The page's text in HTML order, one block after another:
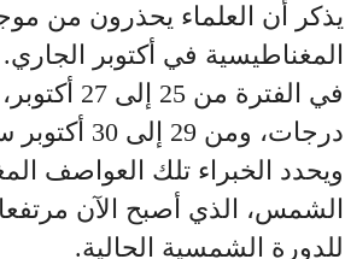
يذكر أن العلماء يحذرون من
المغناطيسية في أكتوبر
ويحدد الخبراء تلك العواصف
الشمس، الذي أصبح الآن
للدورة الشمسية الحالية.